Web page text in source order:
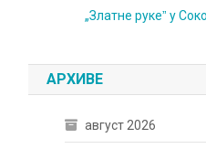
„Златне рукеˮ у
АРХИВЕ
август 2026